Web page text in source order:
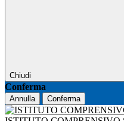
Chiudi
Conferma
Annulla Conferma